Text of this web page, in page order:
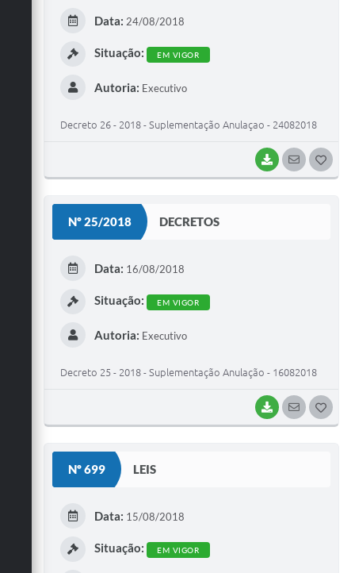
BAIXARSEGUIR
Data: 24/08/2018
Situação: EM VIGOR
Autoria: Executivo
Decreto 26 - 2018 - Suplementação Anulaçao - 24082018
Nº 25/2018 DECRETOS
BAIXARSEGUIR
Data: 16/08/2018
Situação: EM VIGOR
Autoria: Executivo
Decreto 25 - 2018 - Suplementação Anulação - 16082018
Nº 699 LEIS
Data: 15/08/2018
Situação: EM VIGOR